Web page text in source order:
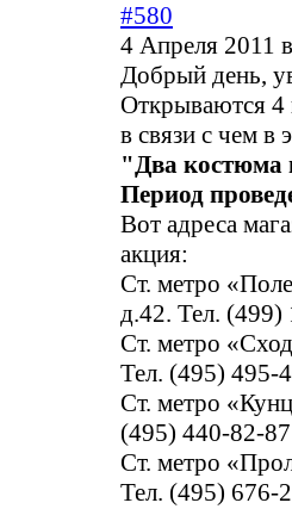
#580
4 Апреля 2011
Добрый день,
Открываются 4
в связи с чем в
"Два костюма
Период
Вот адреса
акция:
Ст. метро
д.42. Тел. (499)
Ст. метро
Тел. (495) 495-
Ст. метро
(495) 440-82-87
Ст. метро
Тел. (495) 676-